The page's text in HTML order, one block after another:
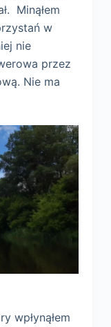
Minąłem
w
nie
przez
Nie ma
wpłynąłem